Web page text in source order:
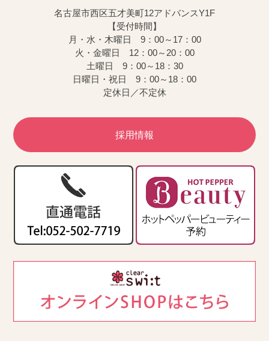
名古屋市西区五才美町12アドバンスY1F
【受付時間】
月・水・木曜日 9：00～17：00
火・金曜日 12：00～20：00
土曜日 9：00～18：30
日曜日・祝日 9：00～18：00
定休日／不定休
採用情報